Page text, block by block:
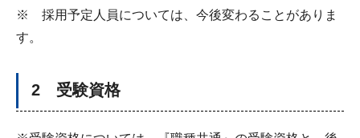
※ 採用予定人員については、今後変わることがありま
す。
2 受験資格